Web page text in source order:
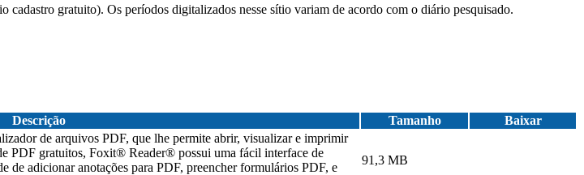
cadastro gratuito). Os períodos digitalizados nesse sítio variam de acordo com o diário pesquisado.
Descrição Tamanho Baixar
de arquivos PDF, que lhe permite abrir, visualizar e imprimir
PDF gratuitos, Foxit® Reader® possui uma fácil interface de
de adicionar anotações para PDF, preencher formulários PDF, e
91,3 MB